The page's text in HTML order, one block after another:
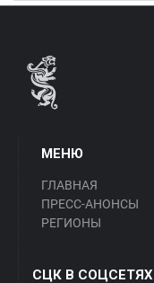
МЕНЮ
ГЛАВНАЯ
ПРЕСС-АНОНСЫ
РЕГИОНЫ
СЦК В СОЦСЕТЯХ